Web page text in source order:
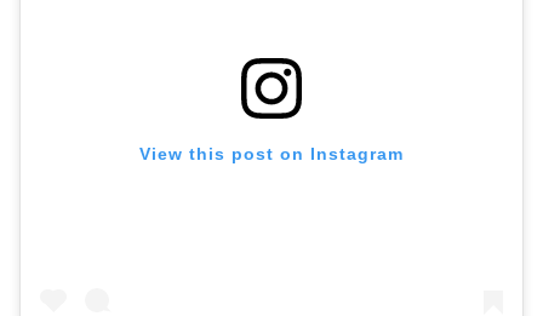
View this post on Instagram